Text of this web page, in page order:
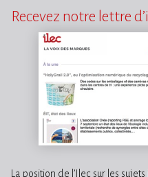
Recevez notre lettre
La position de l’Ilec sur les